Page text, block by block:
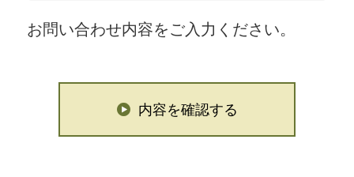
お問い合わせ内容をご入力ください。
内容を確認する